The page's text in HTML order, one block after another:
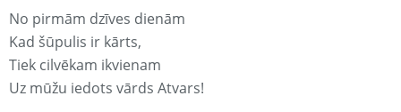
No pirmām dzīves dienām
Kad šūpulis ir kārts,
Tiek cilvēkam ikvienam
Uz mūžu iedots vārds Atvars!